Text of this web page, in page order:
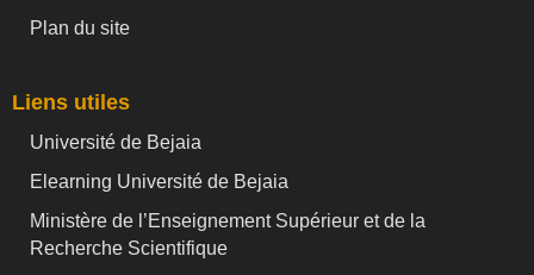
Plan du site
Liens utiles
Université de Bejaia
Elearning Université de Bejaia
Ministère de l’Enseignement Supérieur et de la
Recherche Scientifique